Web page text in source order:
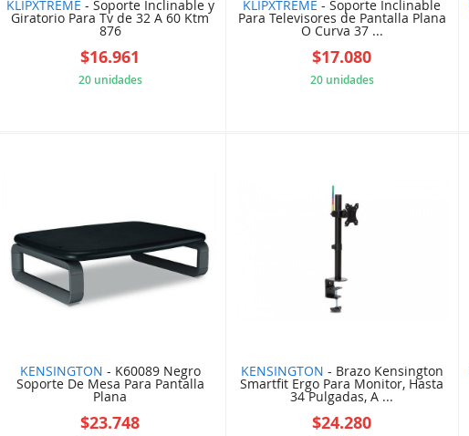
KLIPXTREME - Soporte Inclinable y
Giratorio Para Tv de 32 A 60 Ktm
876
$16.961
20 unidades
KLIPXTREME - Soporte Inclinable
Para Televisores de Pantalla Plana
O Curva 37 ...
$17.080
20 unidades
KENSINGTON - K60089 Negro
Soporte De Mesa Para Pantalla
Plana
$23.748
KENSINGTON - Brazo Kensington
Smartfit Ergo Para Monitor, Hasta
34 Pulgadas, A ...
$24.280